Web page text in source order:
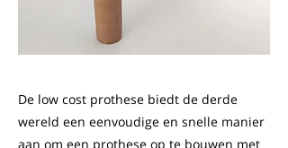
De low cost prothese biedt de derde
wereld een eenvoudige en snelle manier
aan om een prothese op te bouwen met